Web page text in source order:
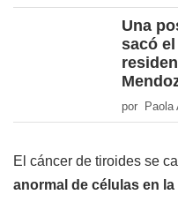
Una
sacó
por Paola
El cáncer de tiroides se
anormal de células en